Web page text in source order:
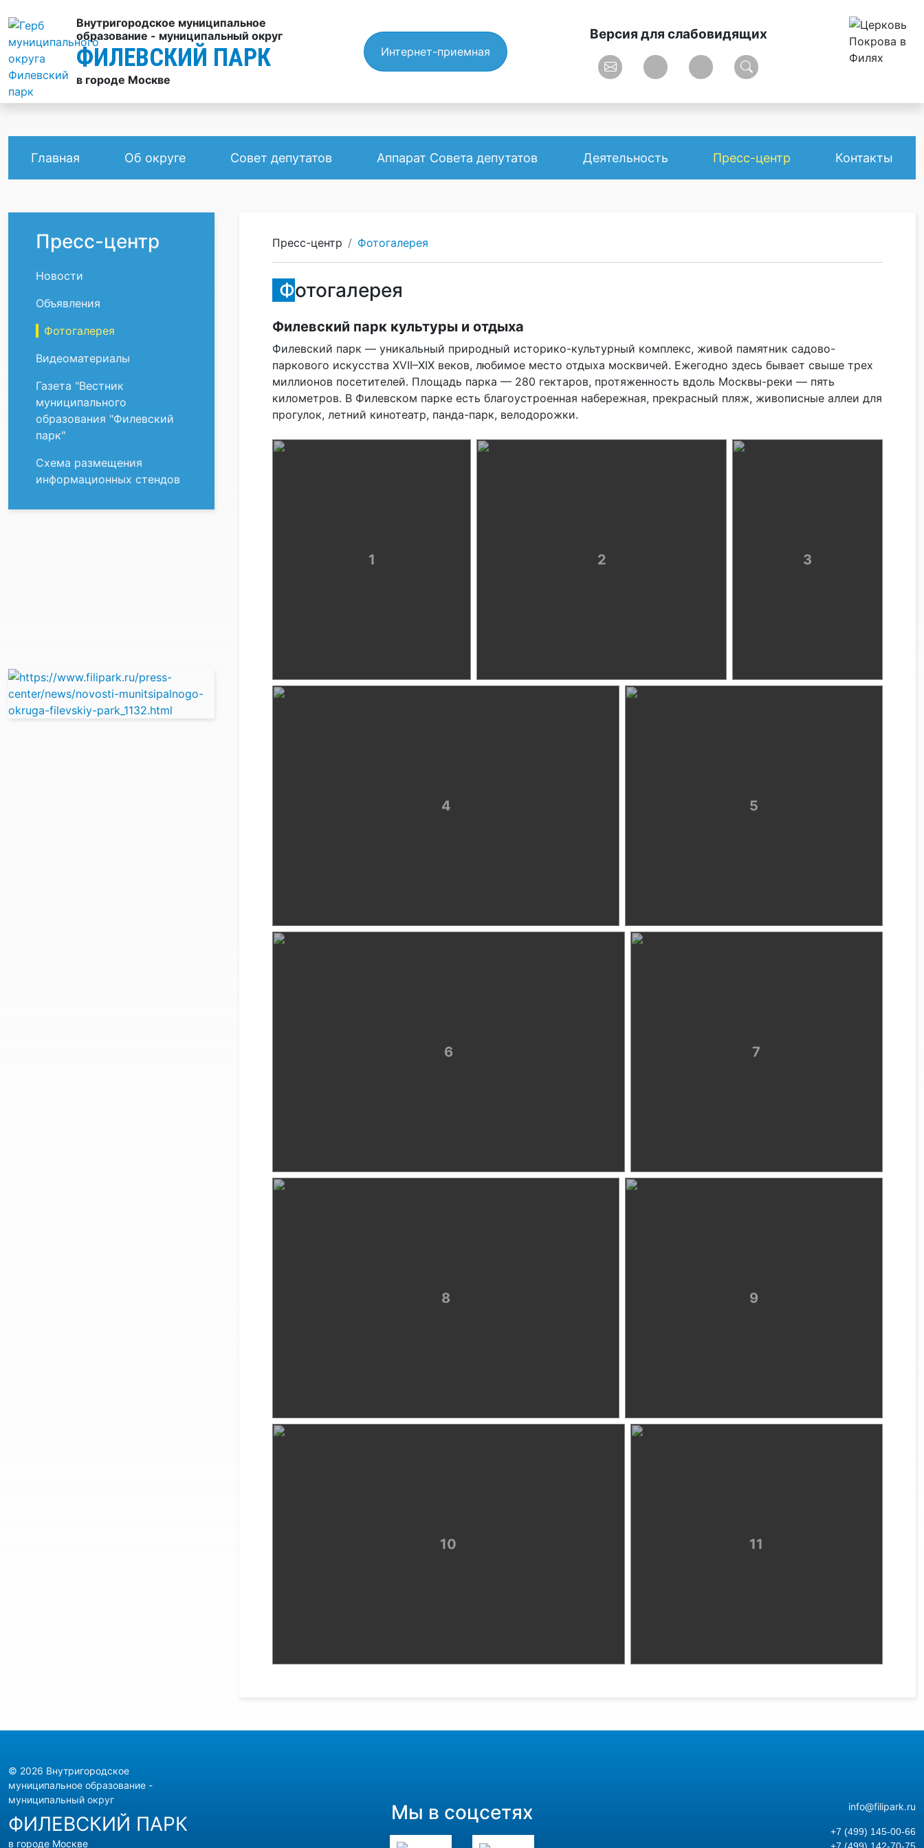
Внутригородское муниципальное
образование - муниципальный округ
ФИЛЕВСКИЙ ПАРК
в городе Москве
Интернет-приемная
Версия для слабовидящих
Главная Об округе Совет депутатов Аппарат Совета депутатов Деятельность Пресс-центр Контакты
Пресс-центр
Новости
Объявления
Фотогалерея
Видеоматериалы
Газета "Вестник
муниципального
образования "Филевский
парк"
Схема размещения
информационных стендов
Пресс-центр Фотогалерея
Фотогалерея
Филевский парк культуры и отдыха
Филевский парк — уникальный природный историко-культурный комплекс, живой памятник садово-
паркового искусства XVII–XIX веков, любимое место отдыха москвичей. Ежегодно здесь бывает свыше трех
миллионов посетителей. Площадь парка — 280 гектаров, протяженность вдоль Москвы-реки — пять
километров. В Филевском парке есть благоустроенная набережная, прекрасный пляж, живописные аллеи для
прогулок, летний кинотеатр, панда-парк, велодорожки.
© 2026 Внутригородское
муниципальное образование -
муниципальный округ
ФИЛЕВСКИЙ ПАРК
в городе Москве
Мы в соцсетях info@filipark.ru
+7 (499) 145-00-66